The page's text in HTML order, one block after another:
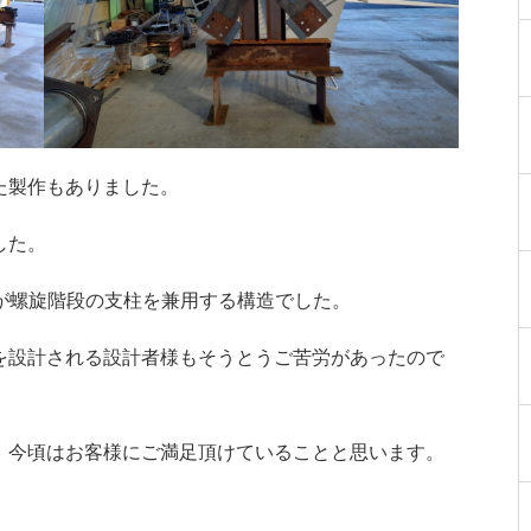
作もありました。
。
旋階段の支柱を兼用する構造でした。
計される設計者様もそうとうご苦労があったので
頃はお客様にご満足頂けていることと思います。